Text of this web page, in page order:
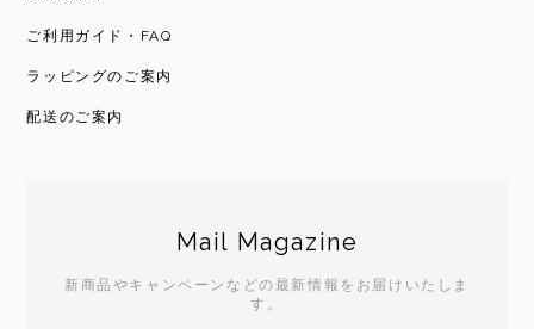
ご利用ガイド・FAQ
ラッピングのご案内
配送のご案内
Mail Magazine
新商品やキャンペーンなどの最新情報をお届けいたしま
す。